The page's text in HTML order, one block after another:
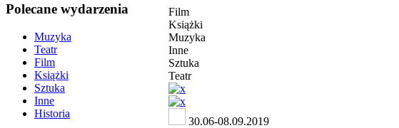
Polecane wydarzenia
Muzyka
Teatr
Film
Książki
Sztuka
Inne
Historia
Film
Książki
Muzyka
Inne
Sztuka
Teatr
30.06-08.09.2019